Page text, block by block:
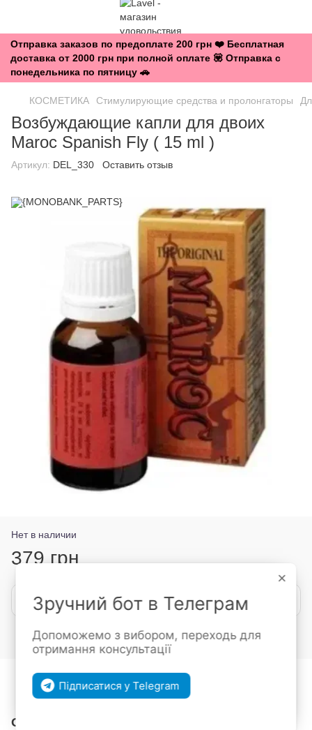
Отправка заказов по предоплате 200 грн ❤️ Бесплатная
доставка от 2000 грн при полной оплате 💟 Отправка с
понедельника по пятницу 🚗
КОСМЕТИКА Стимулирующие средства и пролонгаторы
Возбуждающие капли для двоих
Maroc Spanish Fly ( 15 ml )
Артикул: DEL_330 Оставить отзыв
Нет в наличии
379 грн
Сообщить, когда появится
Войтидля отображения накопительной скидки
В избранное
Описание
Зручний бот в Телеграм
Допоможемо з вибором, переходь для
отримання консультації
Підписатися у Telegram
×